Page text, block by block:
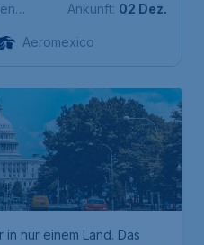
Ankunft: 02 Dez.
Aeromexico
nur einem Land. Das